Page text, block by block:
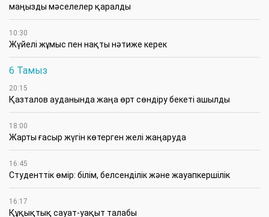
маңызды мәселелер қаралды
10:30
Жүйелі жұмыс пен нақты нәтиже керек
6 Тамыз
20:15
Қазталов ауданында жаңа өрт сөндіру бекеті ашылды
18:00
Жарты ғасыр жүгін көтерген желі жаңаруда
16:45
Студенттік өмір: білім, белсенділік және жауапкершілік
16:17
Құқықтық сауат-уақыт талабы